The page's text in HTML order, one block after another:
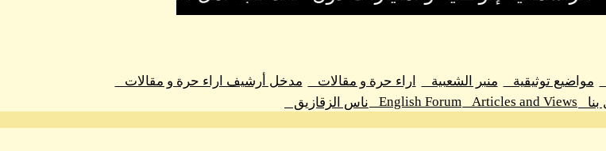
مواضيع توثيقية منبر الشعبية اراء حرة و مقالات
مدخل أرشيف اراء حرة و مقالات
بنا Articles and Views
English Forum
ناس الزقازيق